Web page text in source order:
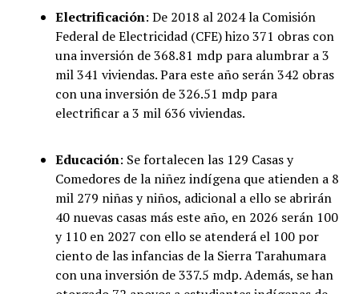
Electrificación: De 2018 al 2024 la Comisión
Federal de Electricidad (CFE) hizo 371 obras con
una inversión de 368.81 mdp para alumbrar a 3
mil 341 viviendas. Para este año serán 342 obras
con una inversión de 326.51 mdp para
electrificar a 3 mil 636 viviendas.
Educación: Se fortalecen las 129 Casas y
Comedores de la niñez indígena que atienden a 8
mil 279 niñas y niños, adicional a ello se abrirán
40 nuevas casas más este año, en 2026 serán 100
y 110 en 2027 con ello se atenderá el 100 por
ciento de las infancias de la Sierra Tarahumara
con una inversión de 337.5 mdp. Además, se han